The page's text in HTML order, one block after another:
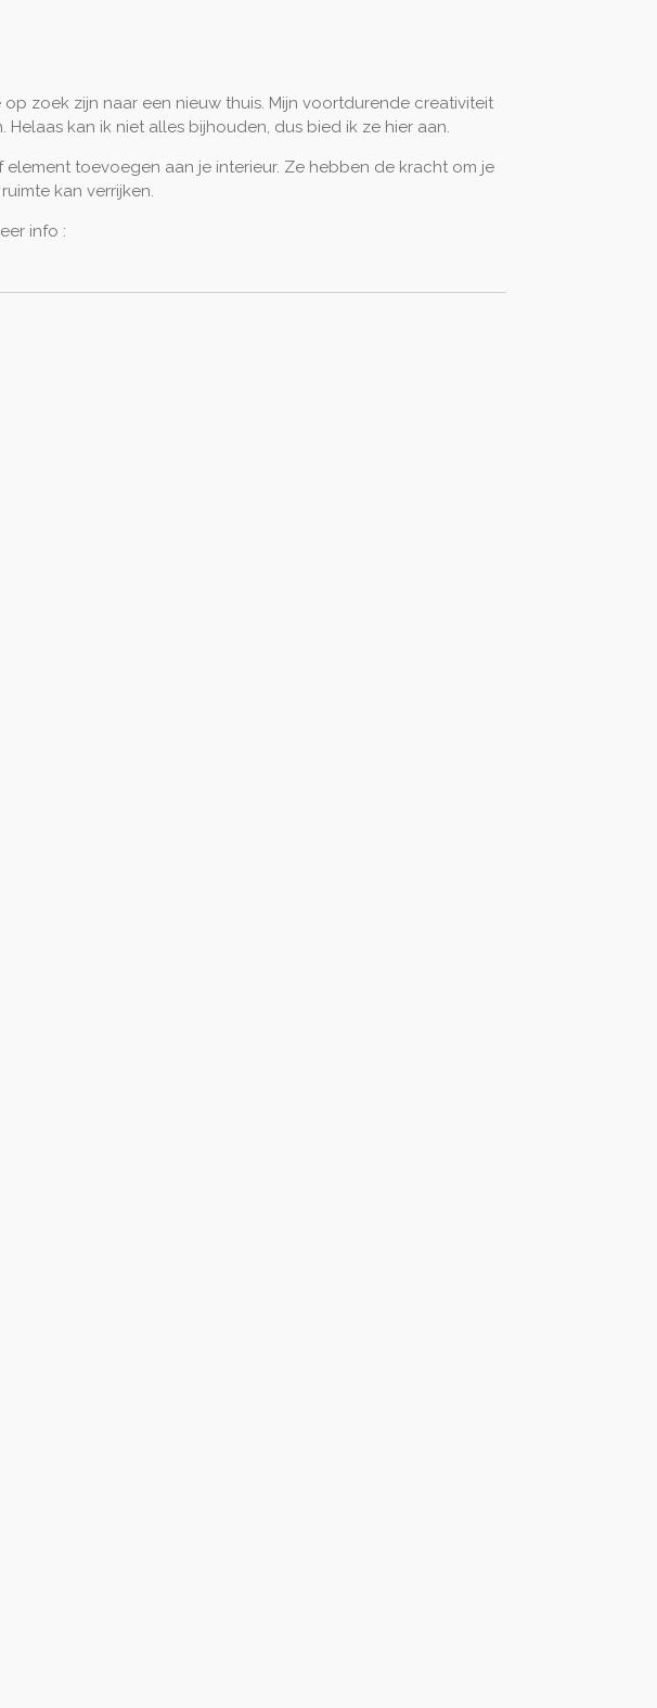
zoek zijn naar een nieuw thuis. Mijn voortdurende creativiteit
kan ik niet alles bijhouden, dus bied ik ze hier aan.
toevoegen aan je interieur. Ze hebben de kracht om je
kan verrijken.
info :